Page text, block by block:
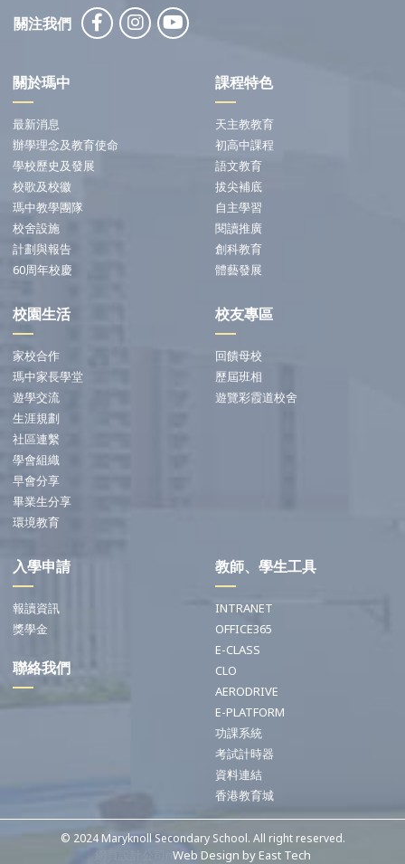
關注我們
關於瑪中
最新消息
辦學理念及教育使命
學校歷史及發展
校歌及校徽
瑪中教學團隊
校舍設施
計劃與報告
60周年校慶
課程特色
天主教教育
初高中課程
語文教育
拔尖補底
自主學習
閱讀推廣
創科教育
體藝發展
校園生活
家校合作
瑪中家長學堂
遊學交流
生涯規劃
社區連繫
學會組織
早會分享
畢業生分享
環境教育
校友專區
回饋母校
歷屆班相
遊覽彩霞道校舍
入學申請
報讀資訊
獎學金
聯絡我們
教師、學生工具
INTRANET
OFFICE365
E-CLASS
CLO
AERODRIVE
E-PLATFORM
功課系統
考試計時器
資料連結
香港教育城
© 2024 Maryknoll Secondary School. All right reserved.
Web Design byEast Tech